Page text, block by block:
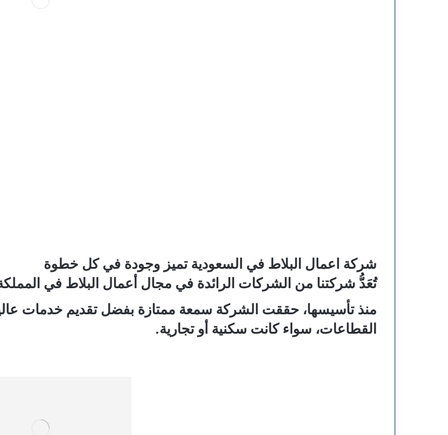
شركة اعمال البلاط في السعودية تميز وجودة في كل خطوة
تُعَدُّ شركتنا من الشركات الرائدة في مجال أعمال البلاط في المملكة
منذ تأسيسها، حققت الشركة سمعة ممتازة بفضل تقديم خدمات
القطاعات، سواء كانت سكنية أو تجارية.